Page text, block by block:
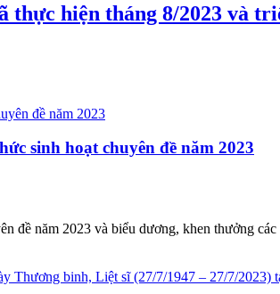
thực hiện tháng 8/2023 và
sinh hoạt chuyên đề năm 2023
năm 2023 và biểu dương, khen thưởng